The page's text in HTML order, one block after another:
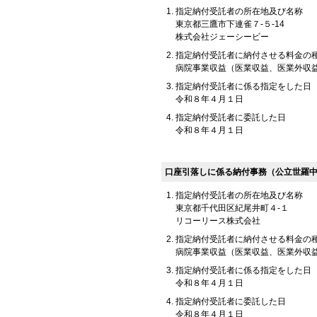
指定納付受託者の所在地及び名称
東京都三鷹市下連雀７-５-14
株式会社ジェーシービー
指定納付受託者に納付させる料金の
病院事業収益（医業収益、医業外収益
指定納付受託者に係る指定をした日
令和８年４月１日
指定納付受託者に委託した日
令和８年４月１日
口座引落しに係る納付事務（公立世羅中
指定納付受託者の所在地及び名称
東京都千代田区紀尾井町４-１
リコーリース株式会社
指定納付受託者に納付させる料金の
病院事業収益（医業収益、医業外収益
指定納付受託者に係る指定をした日
令和８年４月１日
指定納付受託者に委託した日
令和８年４月１日